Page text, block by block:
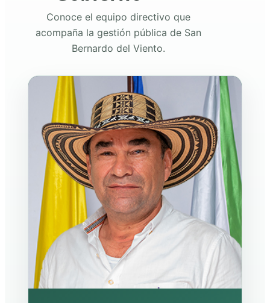
Conoce el equipo directivo que
acompaña la gestión pública de San
Bernardo del Viento.